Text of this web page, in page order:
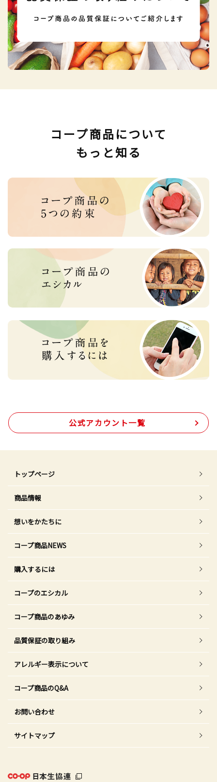
コープ商品について
もっと知る
公式アカウント一覧
トップページ
商品情報
想いをかたちに
コープ商品NEWS
購入するには
コープのエシカル
コープ商品のあゆみ
品質保証の取り組み
アレルギー表示について
コープ商品のQ&A
お問い合わせ
サイトマップ